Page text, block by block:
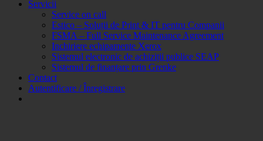
Servicii
Service on call
Estico – Soluții de Print & IT pentru Companii
FSMA – Full Service Maintenance Agreement
Inchiriere echipamente Xerox
Sistemul electronic de achiziții publice SEAP
Sistemul de finanțare prin Grenke
Contact
Autentificare / Înregistrare